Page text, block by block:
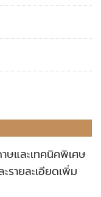
ษและเทคนิคพิเศษ
ายละเอียดเพิ่ม